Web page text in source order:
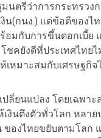
นตรีว่าการกระทรว
(กนง.) แต่ข้อดีของไ
อมกับการขึ้นดอกเบี้ย
คยังดีที่ประเทศไทย
หมาะสมกับเศรษฐกิจ
ลี่ยนแปลง โดยเฉพา
งินตึงตัวทั่วโลก หลา
ของไทยขยับตามโลก